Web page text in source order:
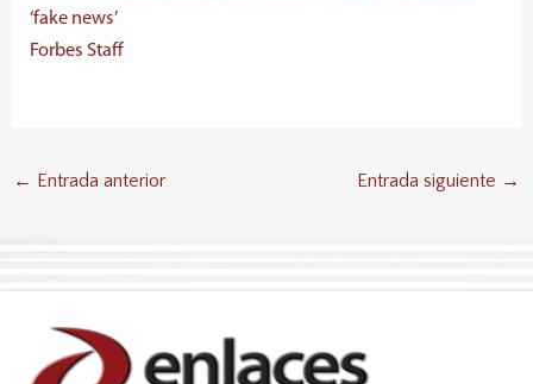
‘fake news’
Forbes Staff
← Entrada anterior Entrada siguiente →